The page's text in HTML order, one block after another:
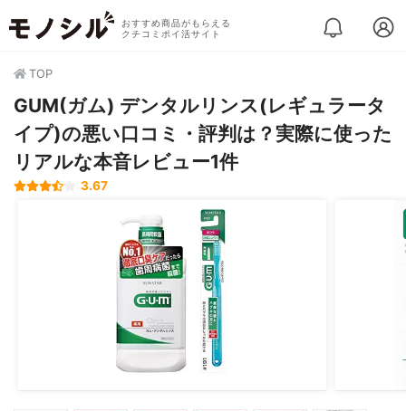
おすすめ商品がもらえる
クチコミポイ活サイト
TOP
GUM(ガム) デンタルリンス(レギュラータ
イプ)の悪い口コミ・評判は？実際に使った
リアルな本音レビュー1件
3.67